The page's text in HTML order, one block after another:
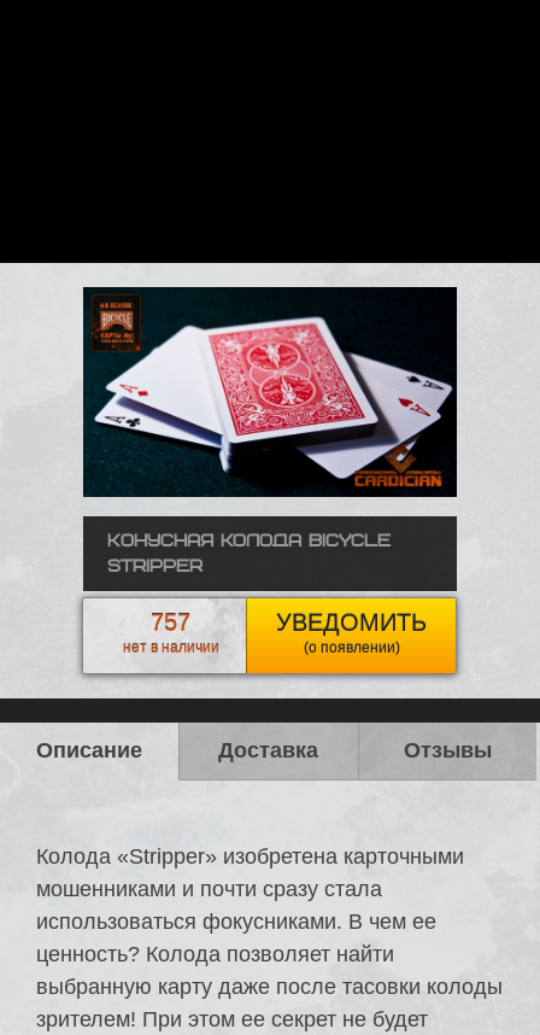
Конусная колода Bicycle
Stripper
УВЕДОМИТЬ
(о появлении)
757
нет в наличии
Описание Доставка Отзывы
Колода «Stripper» изобретена карточными
мошенниками и почти сразу стала
использоваться фокусниками. В чем ее
ценность? Колода позволяет найти
выбранную карту даже после тасовки колоды
зрителем! При этом ее секрет не будет